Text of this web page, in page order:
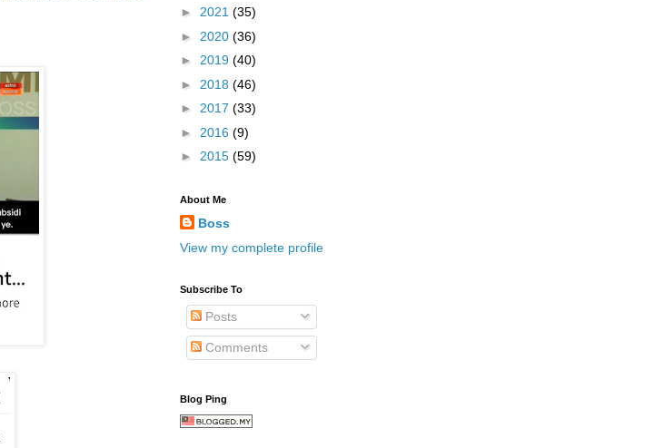
► 2021 (35)
► 2020 (36)
► 2019 (40)
► 2018 (46)
► 2017 (33)
► 2016 (9)
► 2015 (59)
About Me
Boss
View my complete profile
Subscribe To
Posts
Comments
Blog Ping